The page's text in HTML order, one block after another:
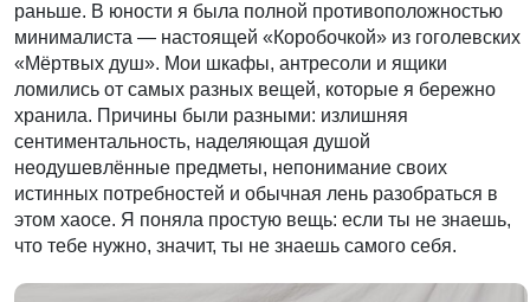
раньше. В юности я была полной противоположностью
минималиста — настоящей «Коробочкой» из гоголевских
«Мёртвых душ». Мои шкафы, антресоли и ящики
ломились от самых разных вещей, которые я бережно
хранила. Причины были разными: излишняя
сентиментальность, наделяющая душой
неодушевлённые предметы, непонимание своих
истинных потребностей и обычная лень разобраться в
этом хаосе. Я поняла простую вещь: если ты не знаешь,
что тебе нужно, значит, ты не знаешь самого себя.